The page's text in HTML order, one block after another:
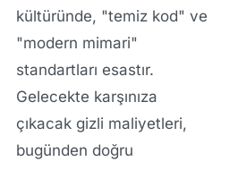
kültüründe, "temiz kod" ve
"modern mimari"
standartları esastır.
Gelecekte karşınıza
çıkacak gizli maliyetleri,
bugünden doğru